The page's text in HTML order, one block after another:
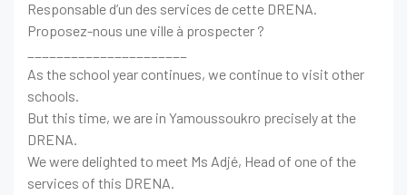
Responsable d’un des services de cette DRENA.
Proposez-nous une ville à prospecter ?
As the school year continues, we continue to visit other
schools.
But this time, we are in Yamoussoukro precisely at the
DRENA.
We were delighted to meet Ms Adjé, Head of one of the
services of this DRENA.